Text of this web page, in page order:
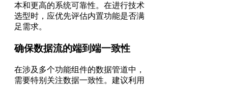
本和更高的系统可靠性。在进行技术
选型时，应优先评估内置功能是否满
足需求。
确保数据流的端到端一致性
在涉及多个功能组件的数据管道中，
需要特别关注数据一致性。建议利用